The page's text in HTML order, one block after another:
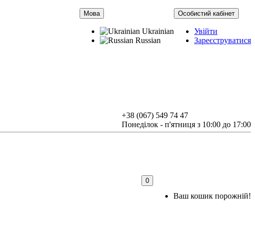
Особистий кабінет
Увійти
Зареєструватися
Мова
Ukrainian
Russian
+38 (067) 549 74 47
Понеділок - п'ятниця з 10:00 до 17:00
0
Ваш кошик порожній!